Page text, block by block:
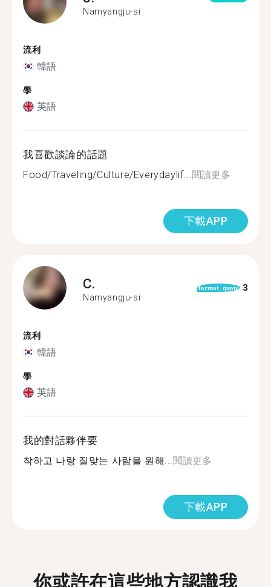
Namyangju-si
流利
韓語
學
英語
我喜歡談論的話題
Food/Traveling/Culture/Everydaylif...閱讀更多
下載APP
C.
Namyangju-si
format_quote 3
流利
韓語
學
英語
我的對話夥伴要
착하고 나랑 질맞는 사람을 원해...閱讀更多
下載APP
你或許在這些地方認識我